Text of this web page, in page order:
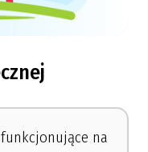
funkcjonujące na